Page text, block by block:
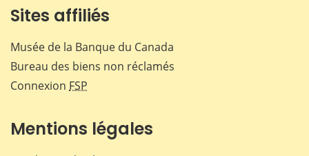
Sites affiliés
Musée de la Banque du Canada
Bureau des biens non réclamés
Connexion FSP
Mentions légales